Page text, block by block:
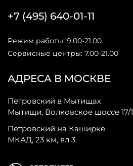
АДРЕСА В МОСКВЕ
Петровский в Мытищах
Мытищи, Волковское шоссе 17/1
Петровский на Каширке
МКАД, 23 км, вл 3
+7 (495) 640-01-11
Режим работы: 9.00-21.00
Сервисные центры: 7.00-21.00